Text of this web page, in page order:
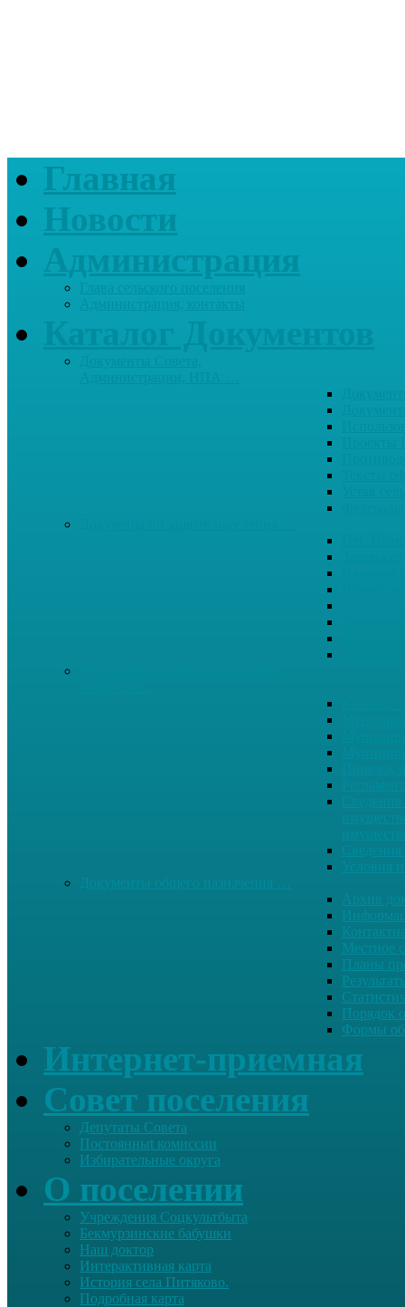
Главная
Новости
Администрация
Архив
Местное
Планы
Порядок
Формы
Интернет-приемная
Совет поселения
Депутаты Совета
Постоянныt комиссии
Избирательные округа
О поселении
Учреждения Соцкультбыта
Бекмурзинские бабушки
Наш доктор
Интерактивная карта
История села Питяково.
Подробная карта